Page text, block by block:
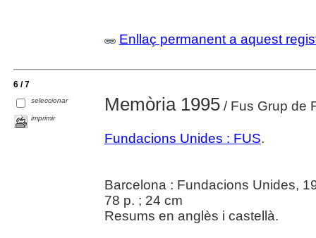
Enllaç permanent a aquest
6 / 7
seleccionar
imprimir
Memòria 1995/ Fus Grup de
Fundacions Unides : FUS.
Barcelona : Fundacions Unides,
78 p. ; 24 cm
Resums en anglès i castellà.